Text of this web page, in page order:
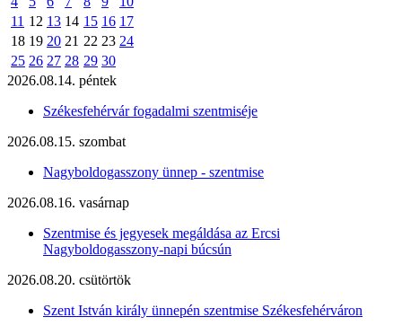
11 12 13 14 15 16 17
18 19 20 21 22 23 24
25 26 27 28 29 30
2026.08.14. péntek
Székesfehérvár fogadalmi szentmiséje
2026.08.15. szombat
Nagyboldogasszony ünnep - szentmise
2026.08.16. vasárnap
Szentmise és jegyesek megáldása az Ercsi
Nagyboldogasszony-napi búcsún
2026.08.20. csütörtök
Szent István király ünnepén szentmise Székesfehérváron